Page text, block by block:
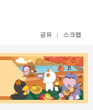
공유 스크랩